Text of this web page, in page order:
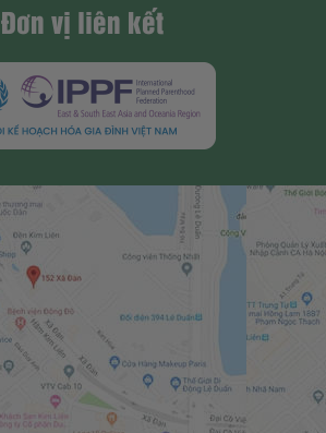
Đơn vị liên kết